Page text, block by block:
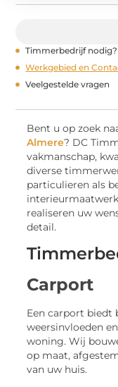
Timmerbedrijf nodig?
Werkgebied en
Veelgestelde vragen
Bent u op zoek
Almere? DC
vakmanschap,
diverse
particulieren als
realiseren uw
detail.
Carport
Een carport biedt
weersinvloeden
woning. Wij
op maat,
van uw huis.